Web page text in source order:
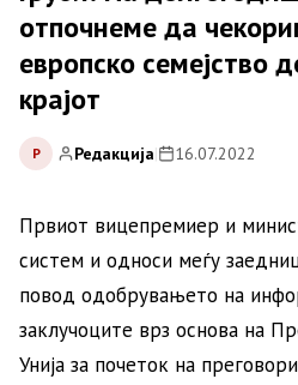
отпочнеме да
европско семејство
крајот
Р Редакција| 16.07.2022
Првиот вицепремиер и
систем и односи меѓу
повод одобрувањето на
заклучоците врз основа на
Унија за почеток на